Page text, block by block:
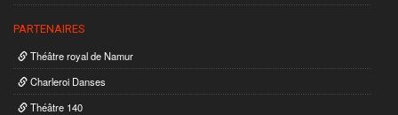
PARTENAIRES
Théâtre royal de Namur
Charleroi Danses
Théâtre 140